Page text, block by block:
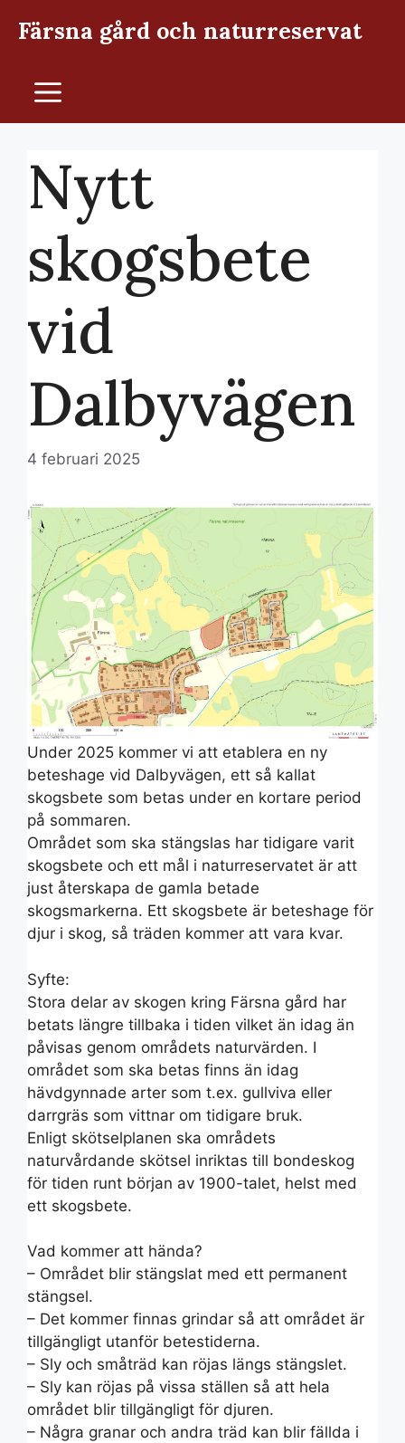
Färsna gård och naturreservat
Meny
Nytt
skogsbete
vid
Dalbyvägen
4 februari 2025
Under 2025 kommer vi att etablera en ny
beteshage vid Dalbyvägen, ett så kallat
skogsbete som betas under en kortare period
på sommaren.
Området som ska stängslas har tidigare varit
skogsbete och ett mål i naturreservatet är att
just återskapa de gamla betade
skogsmarkerna. Ett skogsbete är beteshage för
djur i skog, så träden kommer att vara kvar.
Syfte:
Stora delar av skogen kring Färsna gård har
betats längre tillbaka i tiden vilket än idag än
påvisas genom områdets naturvärden. I
området som ska betas finns än idag
hävdgynnade arter som t.ex. gullviva eller
darrgräs som vittnar om tidigare bruk.
Enligt skötselplanen ska områdets
naturvårdande skötsel inriktas till bondeskog
för tiden runt början av 1900-talet, helst med
ett skogsbete.
Vad kommer att hända?
– Området blir stängslat med ett permanent
stängsel.
– Det kommer finnas grindar så att området är
tillgängligt utanför betestiderna.
– Sly och småträd kan röjas längs stängslet.
– Sly kan röjas på vissa ställen så att hela
området blir tillgängligt för djuren.
– Några granar och andra träd kan blir fällda i